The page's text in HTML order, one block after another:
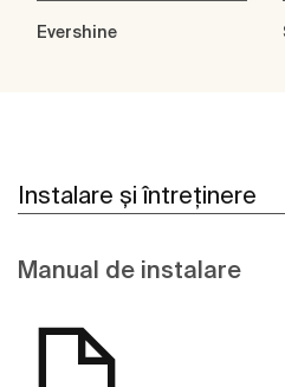
Evershine
Instalare și întreținere
Manual de instalare